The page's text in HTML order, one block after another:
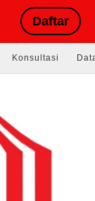
Daftar
Konsultasi